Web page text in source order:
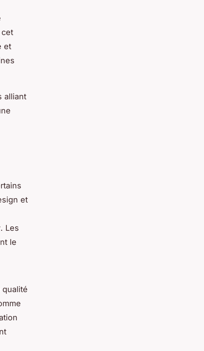
cet
et
alliant
et
. Les
le